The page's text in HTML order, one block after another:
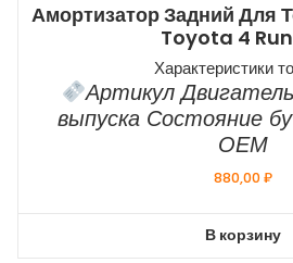
Амортизатор Задний Для
Toyota 4
Характеристики
Артикул
выпуска Состояние
ОЕМ
880,00₽
В корзину